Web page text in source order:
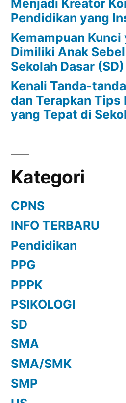
Menjadi Kreator
Pendidikan yang
Kemampuan Kunci
Dimiliki Anak
Sekolah Dasar (SD)
Kenali Tanda-
dan Terapkan Tips
yang Tepat di
Kategori
CPNS
INFO TERBARU
Pendidikan
PPG
PPPK
PSIKOLOGI
SD
SMA
SMA/SMK
SMP